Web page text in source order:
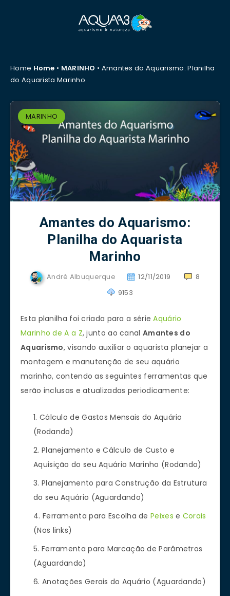
Home Home • MARINHO • Amantes do Aquarismo: Planilha
do Aquarista Marinho
MARINHO
Amantes do Aquarismo:
Planilha do Aquarista
Marinho
André Albuquerque 12/11/2019
8
9153
Esta planilha foi criada para a sérieAquário
Marinho de A a Z, junto ao canal Amantes do
Aquarismo, visando auxiliar o aquarista planejar a
montagem e manutenção de seu aquário
marinho, contendo as seguintes ferramentas que
serão inclusas e atualizadas periodicamente:
Cálculo de Gastos Mensais do Aquário
(Rodando)
Planejamento e Cálculo de Custo e
Aquisição do seu Aquário Marinho (Rodando)
Planejamento para Construção da Estrutura
do seu Aquário (Aguardando)
Ferramenta para Escolha dePeixes e Corais
(Nos links)
Ferramenta para Marcação de Parâmetros
(Aguardando)
Anotações Gerais do Aquário (Aguardando)